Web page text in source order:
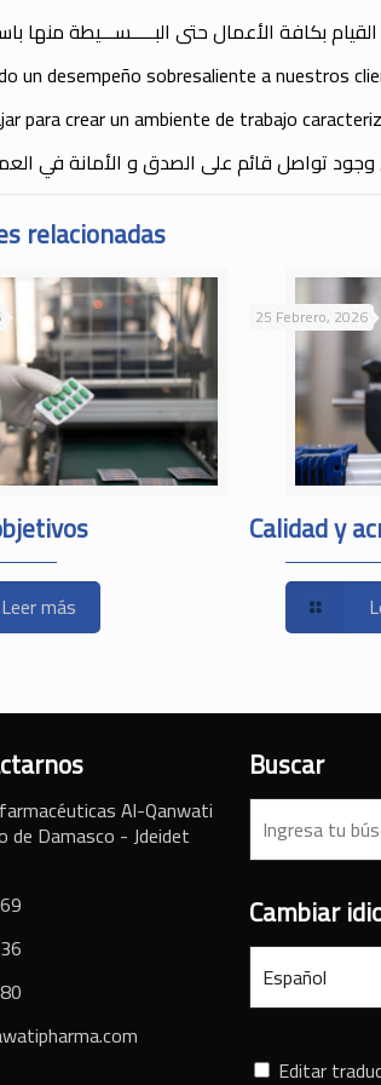
القيام بكافة الأعمال حتى البـــــســـيطة منها
un desempeño sobresaliente a nuestros
para crear un ambiente de trabajo
تواصل قائم على الصدق و الأمانة في
relacionadas
Leer más
25 Febrero, 2026
Calidad y
Al-Qanwati
de Damasco - Jdeidet
Buscar
Cambiar
Editar